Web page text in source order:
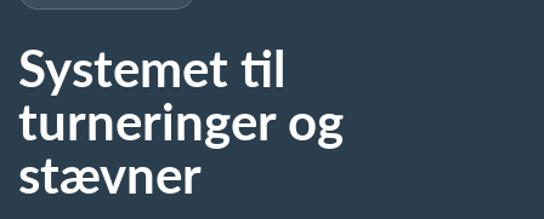
Kalender
Kontingentopkrævning
Webshop
Systemet til
turneringerog
stævner